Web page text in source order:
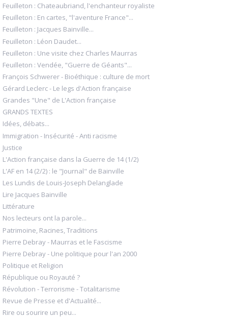
Feuilleton : Chateaubriand, l'enchanteur royaliste
Feuilleton : En cartes, "l'aventure France"...
Feuilleton : Jacques Bainville...
Feuilleton : Léon Daudet...
Feuilleton : Une visite chez Charles Maurras
Feuilleton : Vendée, "Guerre de Géants"...
François Schwerer - Bioéthique : culture de mort
Gérard Leclerc - Le legs d'Action française
Grandes "Une" de L'Action française
GRANDS TEXTES
Idées, débats...
Immigration - Insécurité - Anti racisme
Justice
L'Action française dans la Guerre de 14 (1/2)
L'AF en 14 (2/2) : le "Journal" de Bainville
Les Lundis de Louis-Joseph Delanglade
Lire Jacques Bainville
Littérature
Nos lecteurs ont la parole...
Patrimoine, Racines, Traditions
Pierre Debray - Maurras et le Fascisme
Pierre Debray - Une politique pour l'an 2000
Politique et Religion
République ou Royauté ?
Révolution - Terrorisme - Totalitarisme
Revue de Presse et d'Actualité...
Rire ou sourire un peu...